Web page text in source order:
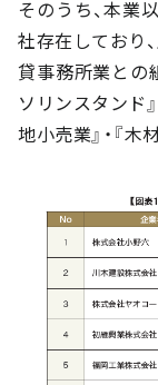
そのうち、本業
社存在しており
貸事務所業との
ソリンスタンド
地小売業』・『木